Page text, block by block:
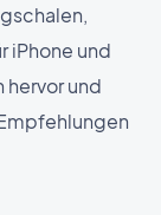
iPhone und
hervor und